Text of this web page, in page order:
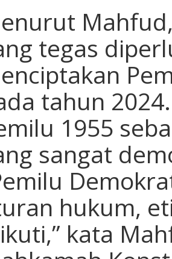
tegas
tahun
1955
sangat
hukum,
kata